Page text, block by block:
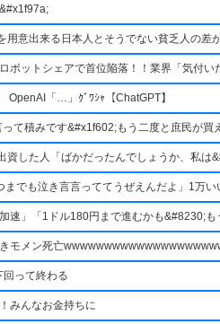
用意出来る日本人とそうでない貧乏人の差
ボットシェアで首位陥落！！業界「気付い
「…」ｸﾞﾜｼｬ【ChatGPT】
て積みです&#x1f602;もう二度と庶民が
資した人「ばかだったんでしょうか、私は
でも泣き言言っててうぜえんだよ」1万い
速」「1ドル180円まで進むかも&#8230;も
モメン死亡
回って終わる
みんなお金持ちに